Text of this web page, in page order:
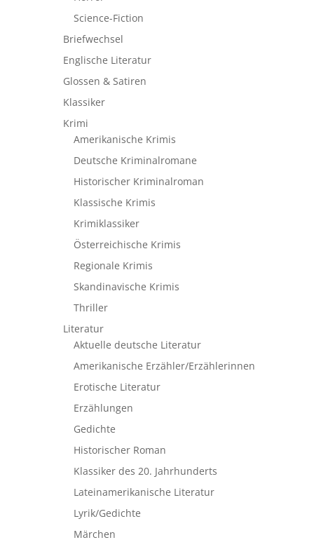
Science-Fiction
Briefwechsel
Englische Literatur
Glossen & Satiren
Klassiker
Krimi
Amerikanische Krimis
Deutsche Kriminalromane
Historischer Kriminalroman
Klassische Krimis
Krimiklassiker
Österreichische Krimis
Regionale Krimis
Skandinavische Krimis
Thriller
Literatur
Aktuelle deutsche Literatur
Amerikanische Erzähler/Erzählerinnen
Erotische Literatur
Erzählungen
Gedichte
Historischer Roman
Klassiker des 20. Jahrhunderts
Lateinamerikanische Literatur
Lyrik/Gedichte
Märchen